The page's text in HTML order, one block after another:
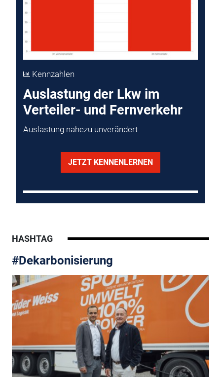
Kennzahlen
Auslastung der Lkw im
Verteiler- und Fernverkehr
Auslastung nahezu unverändert
JETZT KENNENLERNEN
HASHTAG
#Dekarbonisierung